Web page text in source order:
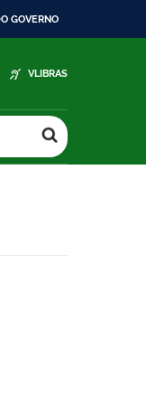
GOVERNO
VLIBRAS